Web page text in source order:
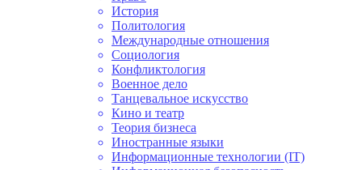
История
Политология
Международные отношения
Социология
Конфликтология
Военное дело
Танцевальное искусство
Кино и театр
Теория бизнеса
Иностранные языки
Информационные технологии (IT)